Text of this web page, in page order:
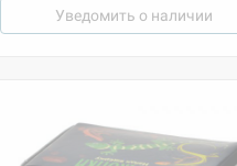
Уведомить о наличии